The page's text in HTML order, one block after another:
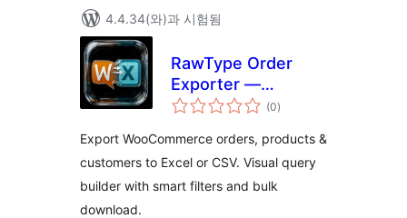
4.4.34(와)과 시험됨
RawType Order
Exporter —
Spreadsheet & CSV
(0전
체
점
)
Export WooCommerce orders, products &
customers to Excel or CSV. Visual query
builder with smart filters and bulk
download.